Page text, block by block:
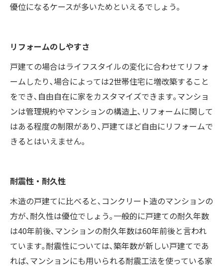
優位になるケースが多いためといえるでしょう｡
リフォームのしやすさ
戸建ての場合はライフスタイルの変化に合わせてリフォ
ームしたり､場合によっては2世帯住宅に増改築すること
をでき､自由自在に家をカスタマイズできます｡マンショ
ンは管理規約やマンションの構造上､リフォームに関して
はある程度の制限があり､戸建てほど自由にリフォームで
きるとはいえません｡
耐震性・耐久性
木造の戸建てに比べると､コンクリート造のマンションの
方が､耐久性は優位でしょう｡一般的に戸建ての耐久年数
は40年前後､マンションの耐久年数は60年前後と言われ
ています｡耐震性については､築年数が新しい戸建てであ
れば､マンションにも用いられる耐震工法を使っている家